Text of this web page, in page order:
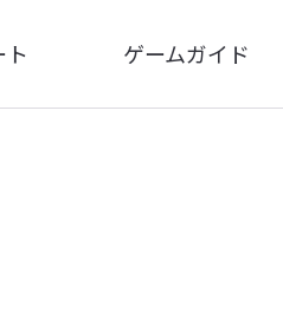
ゲームガイド
ゲーム特徴